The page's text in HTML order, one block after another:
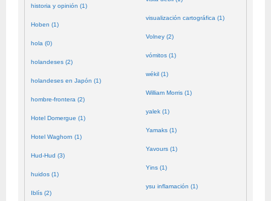
historia y opinión (1)
Hoben (1)
hola (0)
holandeses (2)
holandeses en Japón (1)
hombre-frontera (2)
Hotel Domergue (1)
Hotel Waghorn (1)
Hud-Hud (3)
huidos (1)
Iblís (2)
visualización cartográfica (1)
Volney (2)
vómitos (1)
wékil (1)
William Morris (1)
yalek (1)
Yamaks (1)
Yavours (1)
Yins (1)
ysu inflamación (1)